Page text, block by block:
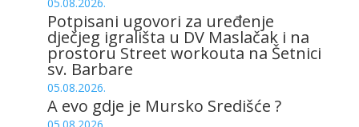
Potpisani ugovori za uređenje
dječjeg igrališta u DV Maslačak i na
prostoru Street workouta na Šetnici
sv. Barbare
05.08.2026.
A evo gdje je Mursko Središće ?